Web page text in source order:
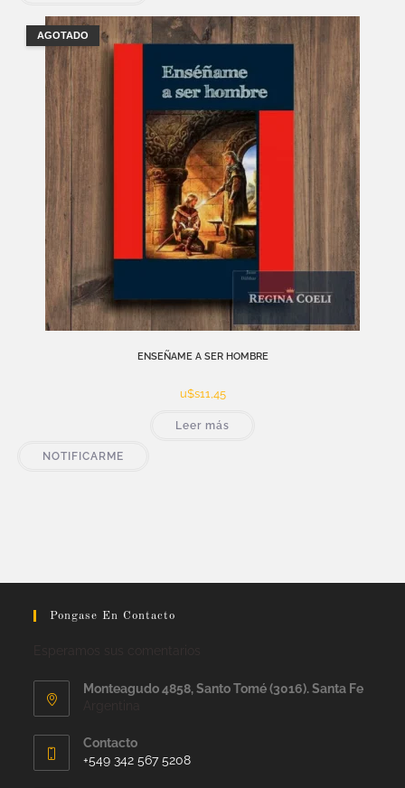
AGOTADO
ENSEÑAME A SER HOMBRE
u$s11,45
Leer más
NOTIFICARME
Pongase En Contacto
Monteagudo 4858, Santo Tomé (3016). Santa Fe
Contacto
+549 342 567 5208